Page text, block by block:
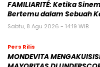
Pers Rilis
MONDEVITA
PERUSAHAAN INDUK
SEBAGAI LANGKAH
MEMBANGUN PLATFORM